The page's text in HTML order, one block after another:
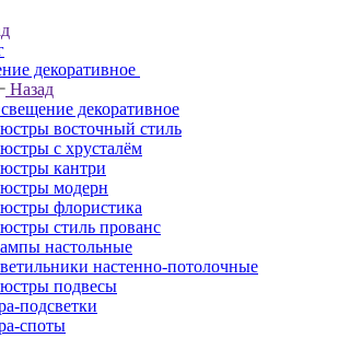
декоративное
Назад
декоративное
восточный стиль
с хрусталём
кантри
модерн
флористика
стиль прованс
настольные
настенно-потолочные
подвесы
подсветки
споты